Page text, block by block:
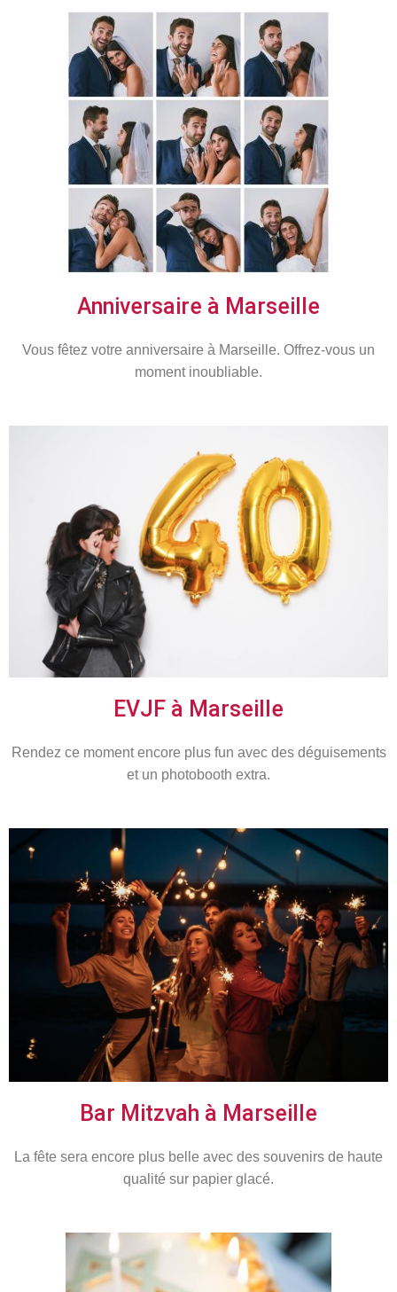
Anniversaire à Marseille
Vous fêtez votre anniversaire à Marseille. Offrez-vous un
moment inoubliable.
EVJF à Marseille
Rendez ce moment encore plus fun avec des déguisements
et un photobooth extra.
Bar Mitzvah à Marseille
La fête sera encore plus belle avec des souvenirs de haute
qualité sur papier glacé.